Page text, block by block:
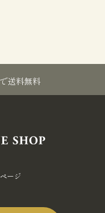
送料無料
ージ